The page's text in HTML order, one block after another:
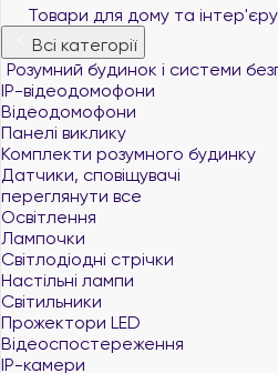
Товари для дому та інтер'єру
Всі категорії
Розумний будинок і системи
IP-відеодомофони
Відеодомофони
Панелі виклику
Комплекти розумного будинку
Датчики, сповіщувачі
переглянути все
Освітлення
Лампочки
Світлодіодні стрічки
Настільні лампи
Світильники
Прожектори LED
Відеоспостереження
IP-камери